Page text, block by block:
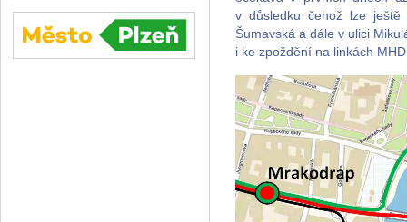
v důsledku čehož lze ještě
Šumavská a dále v ulici
i ke zpoždění na linkách